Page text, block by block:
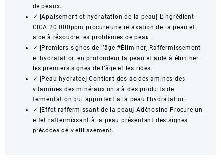
de peaux.
✓ [Apaisement et hydratation de la peau] L’ingrédient
CICA 20 000ppm procure une relaxation de la peau et
aide à résoudre les problèmes de peau.
✓ [Premiers signes de l’âge #Éliminer] Raffermissement
et hydratation en profondeur la peau et aide à éliminer
les premiers signes de l’âge et les rides.
✓ [Peau hydratée] Contient des acides aminés des
vitamines des minéraux unis à des produits de
fermentation qui apportent à la peau l’hydratation.
✓ [Effet raffermissant de la peau] Adénosine Procure un
effet raffermissant à la peau présentant des signes
précoces de vieillissement.